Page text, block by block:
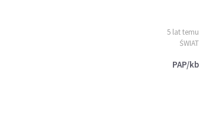
5 lat temu
ŚWIAT
PAP/kb